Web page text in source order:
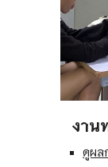
งาน
ดูผล